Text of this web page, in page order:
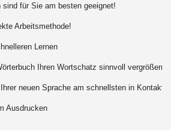
sind für Sie am besten geeignet!
Arbeitsmethode!
Lernen
Ihren Wortschatz sinnvoll vergrößern
neuen Sprache am schnellsten in Kontakt
Ausdrucken